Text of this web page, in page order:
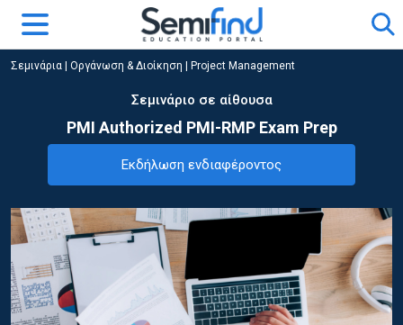
Σεμινάρια Οργάνωση & Διοίκηση Project Management
Σεμινάριο σε αίθουσα
PMI Authorized PMI-RMP Exam Prep
Εκδήλωση ενδιαφέροντος